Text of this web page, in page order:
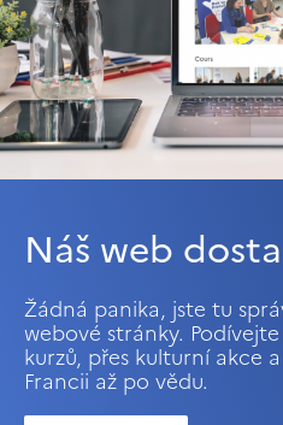
Náš web
Žádná panika, jste tu
webové stránky.
kurzů, přes kulturní akce
Francii až po vědu.